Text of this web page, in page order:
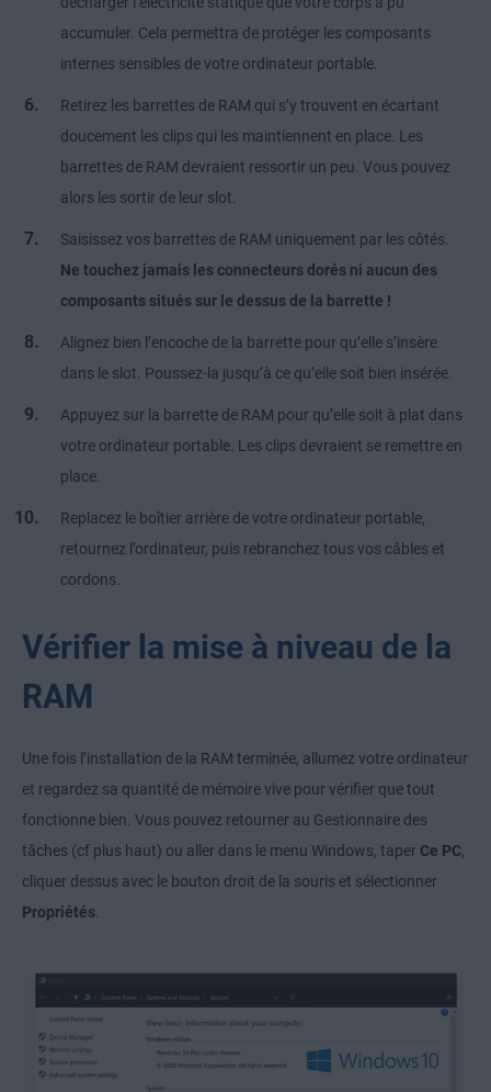
accumuler. Cela permettra de protéger les composants
internes sensibles de votre ordinateur portable.
Retirez les barrettes de RAM qui s’y trouvent en écartant
doucement les clips qui les maintiennent en place. Les
barrettes de RAM devraient ressortir un peu. Vous pouvez
alors les sortir de leur slot.
Saisissez vos barrettes de RAM uniquement par les côtés.
Ne touchez jamais les connecteurs dorés ni aucun des
composants situés sur le dessus de la barrette !
Alignez bien l’encoche de la barrette pour qu’elle s’insère
dans le slot. Poussez-la jusqu’à ce qu’elle soit bien insérée.
Appuyez sur la barrette de RAM pour qu’elle soit à plat dans
votre ordinateur portable. Les clips devraient se remettre en
place.
Replacez le boîtier arrière de votre ordinateur portable,
retournez l’ordinateur, puis rebranchez tous vos câbles et
cordons.
Vérifier la mise à niveau de la
RAM
Une fois l’installation de la RAM terminée, allumez votre ordinateur
et regardez sa quantité de mémoire vive pour vérifier que tout
fonctionne bien. Vous pouvez retourner au Gestionnaire des
tâches (cf plus haut) ou aller dans le menu Windows, taper Ce PC
cliquer dessus avec le bouton droit de la souris et sélectionner
Propriétés